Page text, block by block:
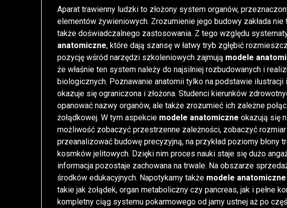
Aparat trawienny ludzki to złożony system organów,
elementów żywieniowych. Zrozumienie jego budowy zakłada
także doświadczalnego zastosowania. Z tego względu
anatomiczne, które dają szansę w łatwy tryb zgłębić
pozycję wśród narzędzi szkoleniowych zajmują modele
że właśnie ten system należy do najsilniej rozbudowanych i
biologicznych. Poznawanie anatomii tylko na podstawie
okazuje się ograniczona i złożona. Studenci kierunków
opanować nazwy organów, ale także zrozumieć ich zależne
żołądkowej. W tym aspekcie modele anatomiczne okazują się
możliwość zobaczyć przestrzenne zależności, zobaczyć rozmiar
przeanalizować budowę precyzyjną, na przykład poziomy błony
kosmków jelitowych. Dzięki nim proces nauki staje się dużo
informacja pozostaje zachowana na trwale. Na obszarze
środków edukacyjnych. Napotykamy także modele anatomiczne
takie jak żołądek, organ metaboliczny czy pancreas, jak i pełne
kompletny ciąg systemu pokarmowego od jamy ustnej aż po